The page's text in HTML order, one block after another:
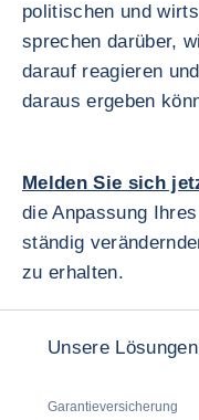
politischen und
sprechen darüber,
darauf reagieren
daraus ergeben
Melden Sie sich
die Anpassung
ständig
zu erhalten.
Unsere Lösungen
Garantieversicherung